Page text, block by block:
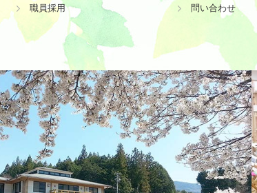
事業所 白川町
事業所 八百津町
事業所 美濃加茂市
職員採用
募集要項 生活支援員【正職員】
募集要項 看護師【正職員】
募集要項 調理員【正職員】
募集要項 運転手【契約職員】
問い合わせ